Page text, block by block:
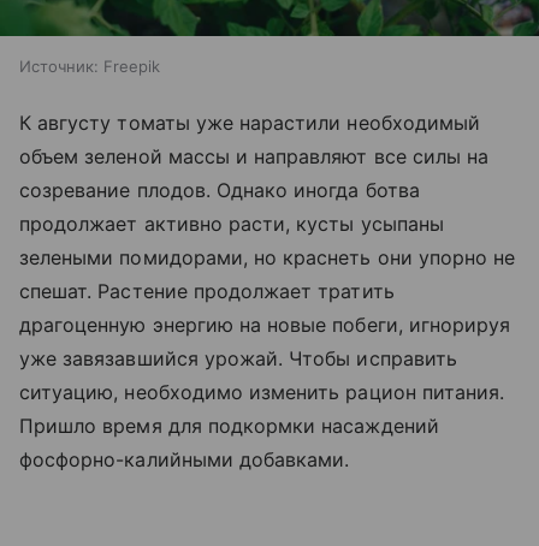
Источник: Freepik
К августу томаты уже нарастили необходимый
объем зеленой массы и направляют все силы на
созревание плодов. Однако иногда ботва
продолжает активно расти, кусты усыпаны
зелеными помидорами, но краснеть они упорно не
спешат. Растение продолжает тратить
драгоценную энергию на новые побеги, игнорируя
уже завязавшийся урожай. Чтобы исправить
ситуацию, необходимо изменить рацион питания.
Пришло время для подкормки насаждений
фосфорно-калийными добавками.